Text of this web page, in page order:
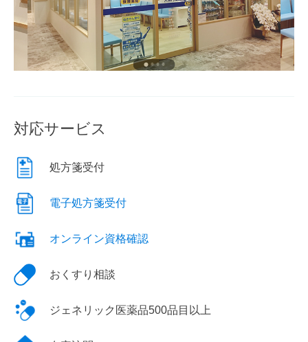
対応サービス
処方箋受付
電子処方箋受付
オンライン資格確認
おくすり相談
ジェネリック医薬品500品目以上